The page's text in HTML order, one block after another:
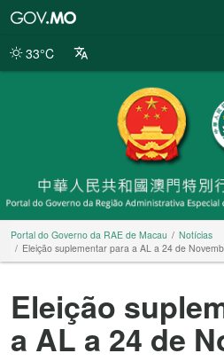
da
33°C
Portal do Governo da RAE de Macau
Notícias
Eleição suplementar para a AL a 24 de
Eleição
a AL a 24 de